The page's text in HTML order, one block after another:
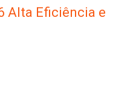
Alta Eficiência e